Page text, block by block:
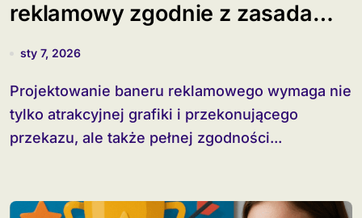
reklamowy zgodnie z zasadami
RODO?
sty 7, 2026
Projektowanie baneru reklamowego wymaga nie
tylko atrakcyjnej grafiki i przekonującego
przekazu, ale także pełnej zgodności...